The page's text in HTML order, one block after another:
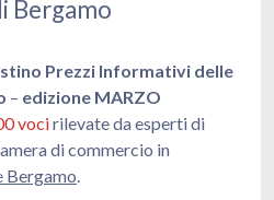
Bergamo
Prezzi Informativi delle
– edizione MARZO
vocirilevate da esperti di
di commercio in
Bergamo.